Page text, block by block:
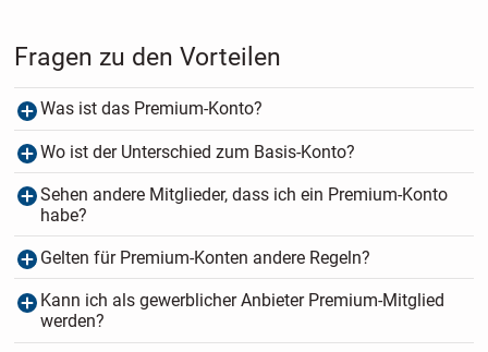
Fragen zu den Vorteilen
Was ist das Premium-Konto?
Wo ist der Unterschied zum Basis-Konto?
Sehen andere Mitglieder, dass ich ein Premium-Konto
habe?
Gelten für Premium-Konten andere Regeln?
Kann ich als gewerblicher Anbieter Premium-Mitglied
werden?